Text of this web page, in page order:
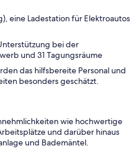
eine Ladestation für Elektroautos
bei der
und 31 Tagungsräume
das hilfsbereite Personal und
besonders geschätzt.
wie hochwertige
und darüber hinaus
und Bademäntel.